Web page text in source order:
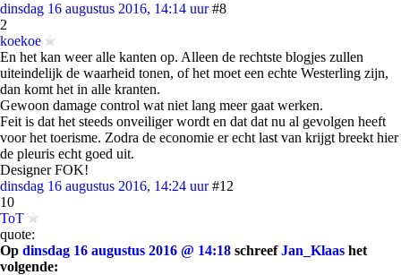
dinsdag 16 augustus 2016, 14:14 uur #8
2
koekoe
En het kan weer alle kanten op. Alleen de rechtste blogjes zullen
uiteindelijk de waarheid tonen, of het moet een echte Westerling zijn,
dan komt het in alle kranten.
Gewoon damage control wat niet lang meer gaat werken.
Feit is dat het steeds onveiliger wordt en dat dat nu al gevolgen heeft
voor het toerisme. Zodra de economie er echt last van krijgt breekt hier
de pleuris echt goed uit.
Designer FOK!
dinsdag 16 augustus 2016, 14:24 uur #12
10
ToT
quote:
Op dinsdag 16 augustus 2016 @ 14:18 schreefJan_Klaas het
volgende: